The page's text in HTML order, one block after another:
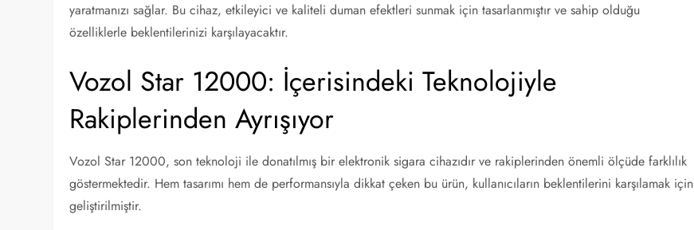
yaratmanızı sağlar. Bu cihaz, etkileyici ve kaliteli duman efektleri sunmak için tasarlanmıştır ve sahip olduğu
özelliklerle beklentilerinizi karşılayacaktır.
Vozol Star 12000: İçerisindeki Teknolojiyle
Rakiplerinden Ayrışıyor
Vozol Star 12000, son teknoloji ile donatılmış bir elektronik sigara cihazıdır ve rakiplerinden önemli ölçüde farklılık
göstermektedir. Hem tasarımı hem de performansıyla dikkat çeken bu ürün, kullanıcıların beklentilerini karşılamak için
geliştirilmiştir.